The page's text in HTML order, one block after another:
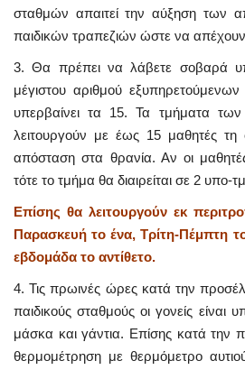
σταθμών απαιτεί την αύξηση των
παιδικών τραπεζιών ώστε να
3. Θα πρέπει να λάβετε σοβαρά
μέγιστου αριθμού
υπερβαίνει τα 15. Τα τμήματα
λειτουργούν με έως 15 μαθητές
απόσταση στα θρανία. Αν οι
τότε το τμήμα θα διαιρείται σε 2 υπο-
Επίσης θα λειτουργούν εκ
Παρασκευή το ένα, Τρίτη-Πέμπτη
εβδομάδα το αντίθετο.
4. Τις πρωινές ώρες κατά την
παιδικούς σταθμούς οι γονείς
μάσκα και γάντια. Επίσης κατά την
θερμομέτρηση με θερμόμετρο